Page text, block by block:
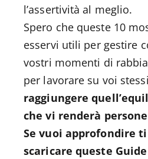
l’assertività al meglio.
Spero che queste 10
esservi utili per gestire
vostri momenti di
per lavorare su voi
raggiungere
che vi renderà
Se vuoi approfondire
scaricare queste